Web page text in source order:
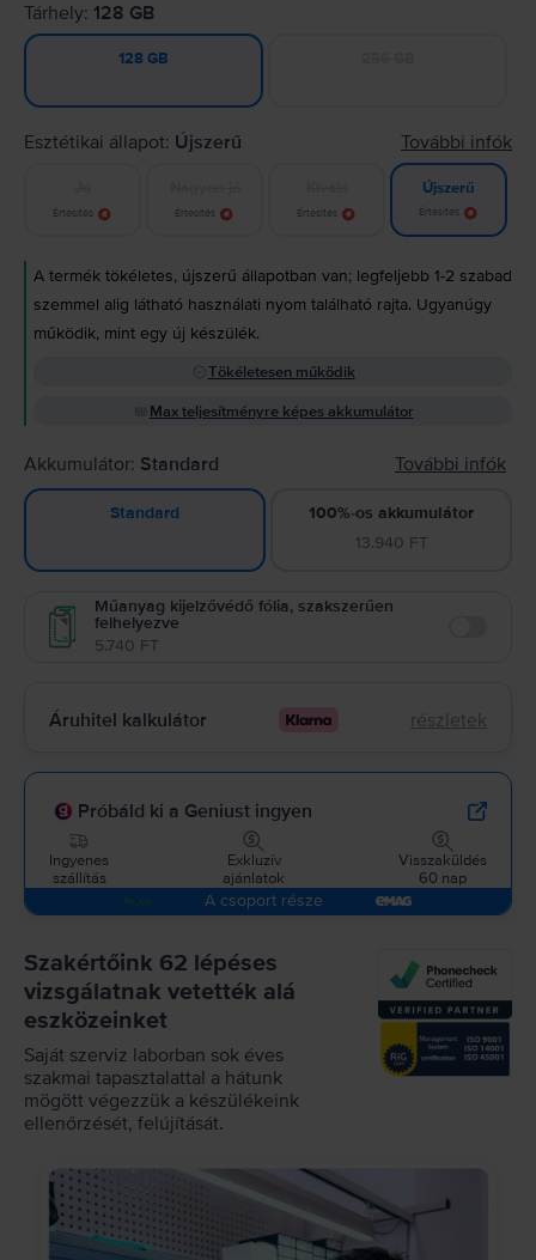
Tárhely: 128 GB
128 GB
Esztétikai állapot: Újszerű További infók
Értesítés Értesítés Értesítés
Újszerű
Értesítés
A termék tökéletes, újszerű állapotban van; legfeljebb 1-2 szabad
szemmel alig látható használati nyom található rajta. Ugyanúgy
működik, mint egy új készülék.
Tökéletesen működik
Max teljesítményre képes akkumulátor
Akkumulátor: Standard További infók
Standard
100%-os akkumulátor
13.940 FT
Műanyag kijelzővédő fólia, szakszerűen
felhelyezve
5.740 FT
Áruhitel kalkulátor részletek
Próbáld ki a Geniust ingyen
Ingyenes
szállítás
Exkluzív
ajánlatok
Visszaküldés
60 nap
A csoport része
Szakértőink 62 lépéses
vizsgálatnak vetették alá
eszközeinket
Saját szerviz laborban sok éves
szakmai tapasztalattal a hátunk
mögött végezzük a készülékeink
ellenőrzését, felújítását.